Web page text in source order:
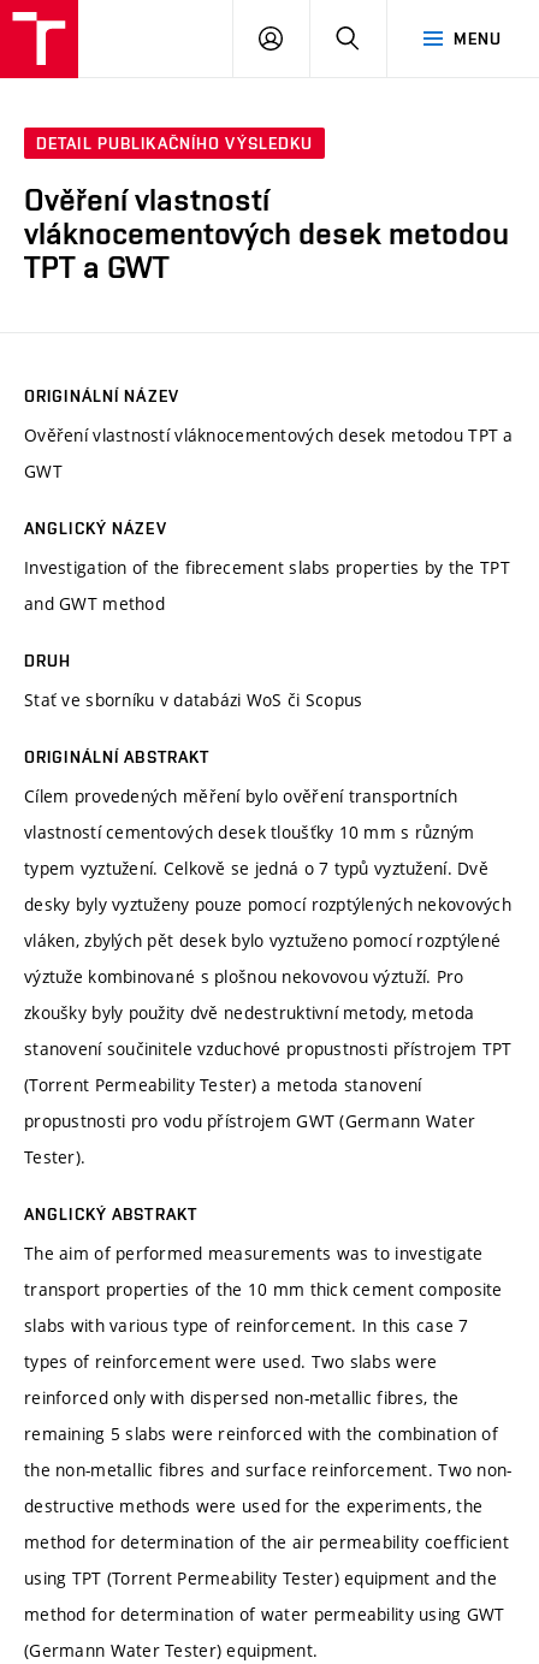
MENU
PŘIHLÁSIT
DETAIL PUBLIKAČNÍHO VÝSLEDKU
Ověření vlastností
vláknocementových desek metodou
TPT a GWT
ORIGINÁLNÍ NÁZEV
Ověření vlastností vláknocementových desek metodou TPT a
GWT
ANGLICKÝ NÁZEV
Investigation of the fibrecement slabs properties by the TPT
and GWT method
DRUH
Stať ve sborníku v databázi WoS či Scopus
ORIGINÁLNÍ ABSTRAKT
Cílem provedených měření bylo ověření transportních
vlastností cementových desek tloušťky 10 mm s různým
typem vyztužení. Celkově se jedná o 7 typů vyztužení. Dvě
desky byly vyztuženy pouze pomocí rozptýlených nekovových
vláken, zbylých pět desek bylo vyztuženo pomocí rozptýlené
výztuže kombinované s plošnou nekovovou výztuží. Pro
zkoušky byly použity dvě nedestruktivní metody, metoda
stanovení součinitele vzduchové propustnosti přístrojem TPT
(Torrent Permeability Tester) a metoda stanovení
propustnosti pro vodu přístrojem GWT (Germann Water
Tester).
ANGLICKÝ ABSTRAKT
The aim of performed measurements was to investigate
transport properties of the 10 mm thick cement composite
slabs with various type of reinforcement. In this case 7
types of reinforcement were used. Two slabs were
reinforced only with dispersed non-metallic fibres, the
remaining 5 slabs were reinforced with the combination of
the non-metallic fibres and surface reinforcement. Two non-
destructive methods were used for the experiments, the
method for determination of the air permeability coefficient
using TPT (Torrent Permeability Tester) equipment and the
method for determination of water permeability using GWT
(Germann Water Tester) equipment.